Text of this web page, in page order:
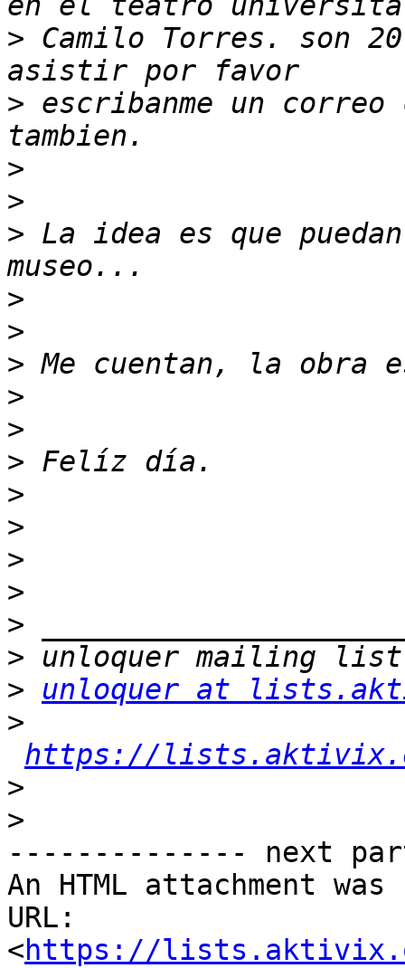
> Camilo Torres. son
> escribanme un
>
>
> La idea es que
>
>
>
>
>
>
>
>
>
>
>
>
>
unloquer at
>
https://
>
>
-------------- next
An HTML attachment
URL:
<https://